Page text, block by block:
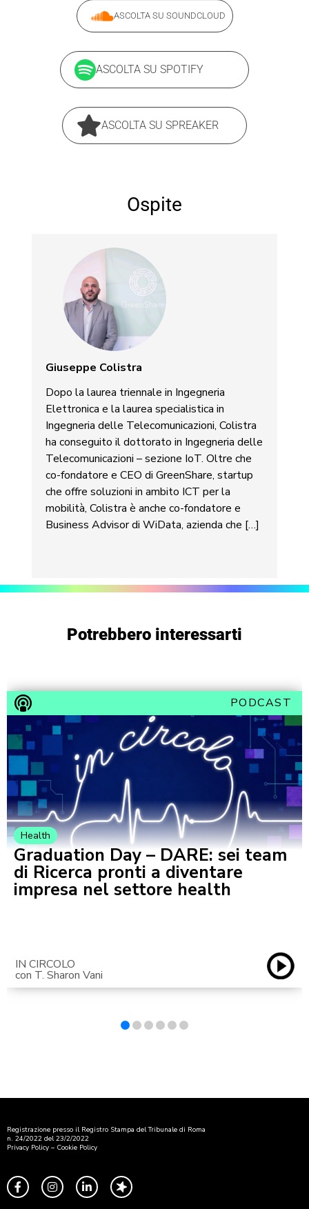
ASCOLTA SU SOUNDCLOUD
ASCOLTA SU SPOTIFY
ASCOLTA SU SPREAKER
Ospite
Giuseppe Colistra
Dopo la laurea triennale in Ingegneria
Elettronica e la laurea specialistica in
Ingegneria delle Telecomunicazioni, Colistra
ha conseguito il dottorato in Ingegneria delle
Telecomunicazioni – sezione IoT. Oltre che
co-fondatore e CEO di GreenShare, startup
che offre soluzioni in ambito ICT per la
mobilità, Colistra è anche co-fondatore e
Business Advisor di WiData, azienda che […]
Potrebbero interessarti
PODCAST
Health
Graduation Day – DARE: sei team
di Ricerca pronti a diventare
impresa nel settore health
IN CIRCOLO
con T. Sharon Vani
Registrazione presso il Registro Stampa del Tribunale di Roma
n. 24/2022 del 23/2/2022
Privacy Policy – Cookie Policy